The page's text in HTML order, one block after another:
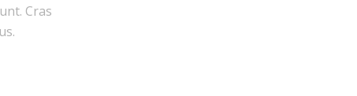
Cras